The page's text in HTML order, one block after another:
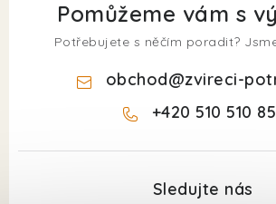
Pomůžeme vám s
Potřebujete s něčím poradit?
obchod@zvireci-
+420 510 510